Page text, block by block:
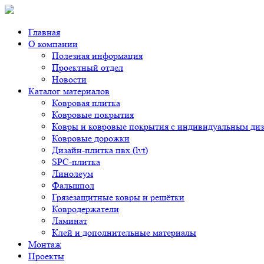
Главная
О компании
Полезная информация
Проектный отдел
Новости
Каталог материалов
Ковровая плитка
Ковровые покрытия
Ковры и ковровые покрытия с индивидуальным
Ковровые дорожки
Дизайн-плитка пвх (lvt)
SPC-плитка
Линолеум
Фальшпол
Грязезащитные ковры и решётки
Ковродержатели
Ламинат
Клей и дополнительные материалы
Монтаж
Проекты